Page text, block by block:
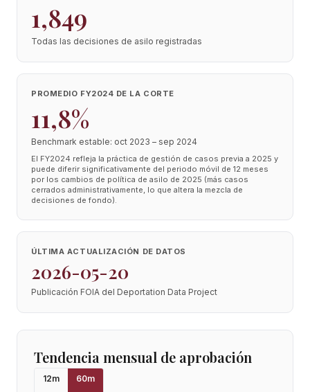
1,849
Todas las decisiones de asilo registradas
PROMEDIO FY2024 DE LA CORTE
11,8%
Benchmark estable: oct 2023 – sep 2024
El FY2024 refleja la práctica de gestión de casos previa a 2025 y
puede diferir significativamente del periodo móvil de 12 meses
por los cambios de política de asilo de 2025 (más casos
cerrados administrativamente, lo que altera la mezcla de
decisiones de fondo).
ÚLTIMA ACTUALIZACIÓN DE DATOS
2026-05-20
Publicación FOIA del Deportation Data Project
Tendencia mensual de aprobación
12m 60m